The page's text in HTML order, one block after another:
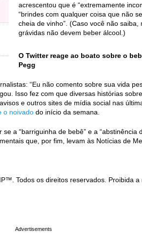
acrescentou que é “extremamente
“brindes com qualquer coisa que não
cheia de vinho”. (Caso você não saiba,
grávidas não devem beber álcool.)
O Twitter reage ao boato sobre o
Pegg
“Eu não comento sobre sua vida
Isso fez com que diversas histórias
e outros sites de mídia social nas
o noivado do início da semana.
a “barriguinha de bebê” e a “abstinência
que, por fim, levam às Notícias de
Todos os direitos reservados. Proibida a